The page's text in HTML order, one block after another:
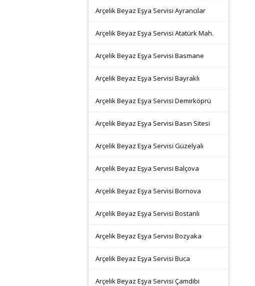
Arçelik Beyaz Eşya Servisi Ayrancılar
Arçelik Beyaz Eşya Servisi Atatürk Mah.
Arçelik Beyaz Eşya Servisi Basmane
Arçelik Beyaz Eşya Servisi Bayraklı
Arçelik Beyaz Eşya Servisi Demirköprü
Arçelik Beyaz Eşya Servisi Basın Sitesi
Arçelik Beyaz Eşya Servisi Güzelyalı
Arçelik Beyaz Eşya Servisi Balçova
Arçelik Beyaz Eşya Servisi Bornova
Arçelik Beyaz Eşya Servisi Bostanlı
Arçelik Beyaz Eşya Servisi Bozyaka
Arçelik Beyaz Eşya Servisi Buca
Arçelik Beyaz Eşya Servisi Çamdibi